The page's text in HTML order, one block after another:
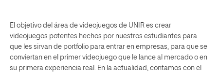
El objetivo del área de videojuegos de UNIR es crear
videojuegos potentes hechos por nuestros estudiantes para
que les sirvan de portfolio para entrar en empresas, para que se
conviertan en el primer videojuego que le lance al mercado o en
su primera experiencia real. En la actualidad, contamos con el